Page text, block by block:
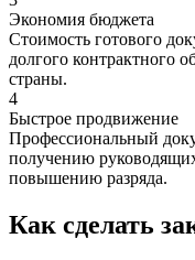
Экономия бюджета
Стоимость готового
долгого контрактного
страны.
4
Быстрое продвижение
Профессиональный
получению
повышению разряда.
Как сделать